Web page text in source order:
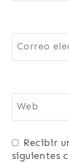
Correo
Web
Recibir
siguientes